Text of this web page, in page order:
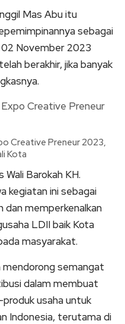
Mas Abu itu
sebagai
02 November 2023
berakhir, jika banyak
Creative Preneur 2023,
Kota
Barokah KH.
kegiatan ini sebagai
dan memperkenalkan
LDII baik Kota
masyarakat.
mendorong semangat
dalam membuat
usaha untuk
Indonesia, terutama di